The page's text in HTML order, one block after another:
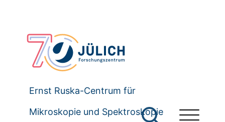
Ernst Ruska-Centrum für
Mikroskopie und Spektroskopie